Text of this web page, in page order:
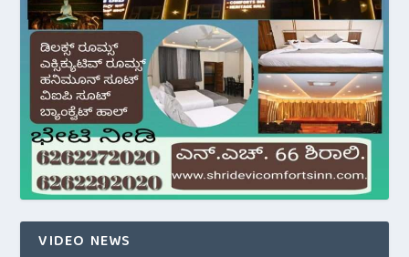
VIDEO NEWS